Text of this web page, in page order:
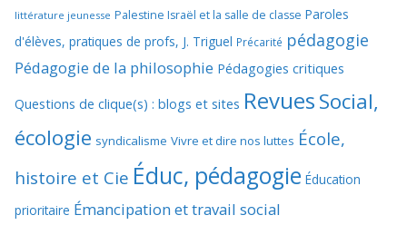
littérature jeunesse Palestine Israël et la salle de classe Paroles
d'élèves, pratiques de profs, J. Triguel Précarité pédagogie
Pédagogie de la philosophie Pédagogies critiques
Questions de clique(s) : blogs et sites RevuesSocial,
écologie syndicalisme Vivre et dire nos luttes École,
histoire et Cie Éduc, pédagogie Éducation
prioritaire Émancipation et travail social